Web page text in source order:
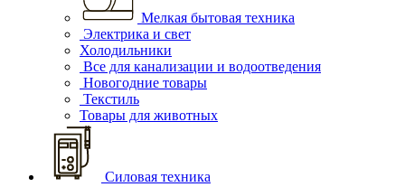
Мелкая бытовая техника
Электрика и свет
Холодильники
Все для канализации и водоотведения
Новогодние товары
Текстиль
Товары для животных
Силовая техника